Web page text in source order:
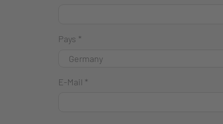
Pays *
E-Mail *